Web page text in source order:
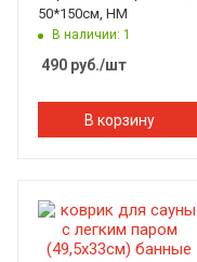
50*150см, НМ
В наличии: 1
490 руб./шт
В корзину